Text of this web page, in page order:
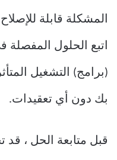
المشكلة قابلة
اتبع الحلول المفصلة
(برامج) التشغيل
بك دون أي تعقيدات.
قبل متابعة الحل ،